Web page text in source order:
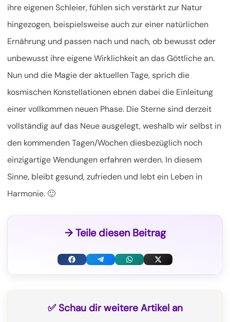
ihre eigenen Schleier, fühlen sich verstärkt zur Natur
hingezogen, beispielsweise auch zur einer natürlichen
Ernährung und passen nach und nach, ob bewusst oder
unbewusst ihre eigene Wirklichkeit an das Göttliche an.
Nun und die Magie der aktuellen Tage, sprich die
kosmischen Konstellationen ebnen dabei die Einleitung
einer vollkommen neuen Phase. Die Sterne sind derzeit
vollständig auf das Neue ausgelegt, weshalb wir selbst in
den kommenden Tagen/Wochen diesbezüglich noch
einzigartige Wendungen erfahren werden. In diesem
Sinne, bleibt gesund, zufrieden und lebt ein Leben in
Harmonie. 🙂
→ Teile diesen Beitrag
F
T
W
X
T
✅ Schau dir weitere Artikel an